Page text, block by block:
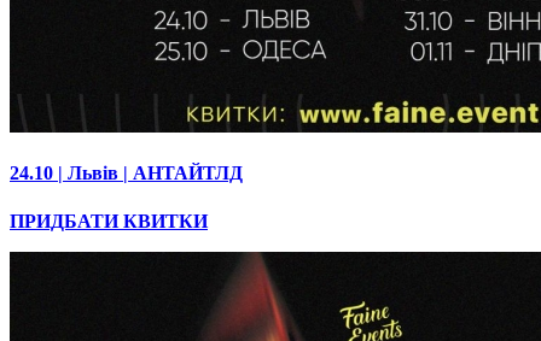
24.10 | Львів | АНТАЙТЛД
ПРИДБАТИ КВИТКИ